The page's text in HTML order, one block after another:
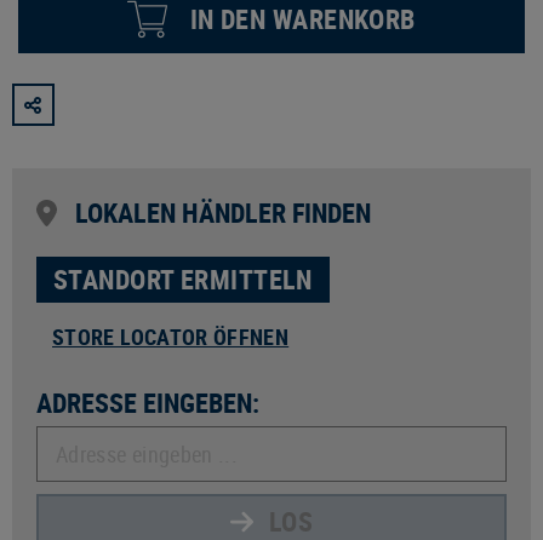
IN DEN WARENKORB
LOKALEN HÄNDLER FINDEN
STANDORT ERMITTELN
STORE LOCATOR ÖFFNEN
ADRESSE EINGEBEN:
LOS